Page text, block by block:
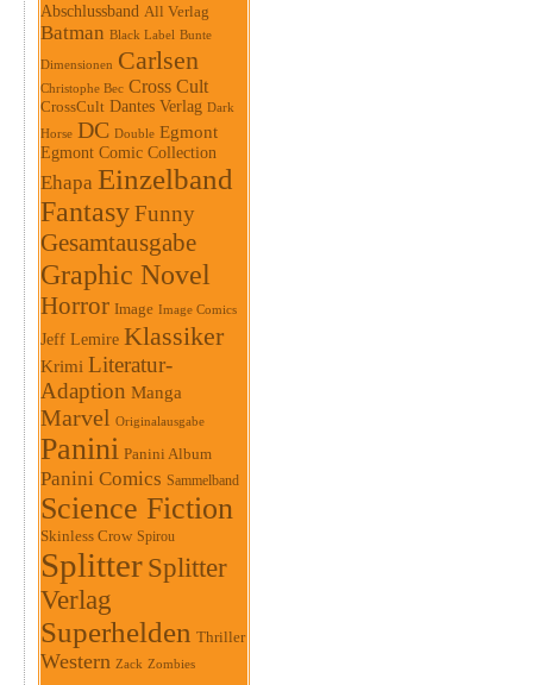
Abschlussband All Verlag
Batman Black Label Bunte
Dimensionen Carlsen
Christophe Bec Cross Cult
CrossCult Dantes Verlag Dark
Horse DC Double Egmont
Egmont Comic Collection
Ehapa Einzelband
FantasyFunny
Gesamtausgabe
Graphic Novel
Horror Image Image Comics
Jeff Lemire Klassiker
Krimi Literatur-
Adaption Manga
Marvel Originalausgabe
Panini Panini Album
Panini Comics Sammelband
Science Fiction
Skinless Crow Spirou
Splitter Splitter
Verlag
Superhelden Thriller
Western Zack Zombies